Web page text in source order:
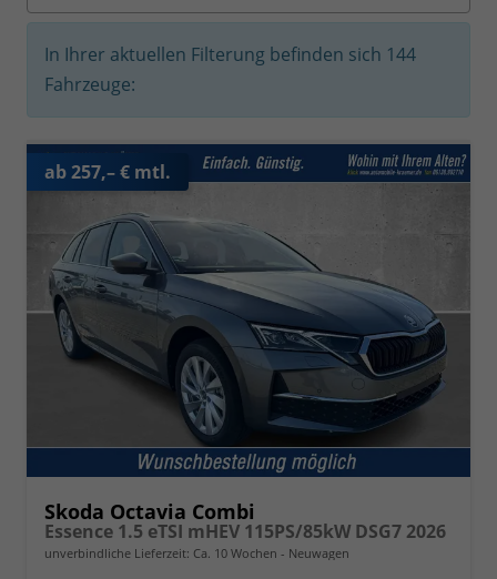
In Ihrer aktuellen Filterung befinden sich 144
Fahrzeuge:
ab 257,– € mtl.
Skoda Octavia Combi
Essence 1.5 eTSI mHEV 115PS/85kW DSG7 2026
unverbindliche Lieferzeit: Ca. 10 Wochen Neuwagen